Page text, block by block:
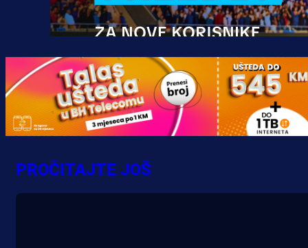
Promo vijesti
MrBit: Isprati kvalifikacije za
evropska takmičenja i preuzmi
bonus dobrodošlice!
PROČITAJTE JOŠ